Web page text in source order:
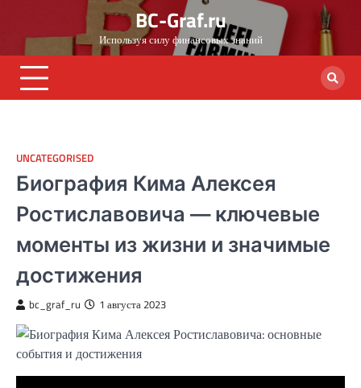
content
BC-Graf.ru
Используя силу финансовых знаний
UNCATEGORISED
Биография Кима Алексея
Ростиславовича — ключевые
моменты из жизни и значимые
достижения
bc_graf_ru 1 августа 2023